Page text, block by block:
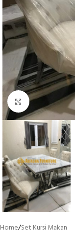
Click to enlarge
Home/Set Kursi Makan